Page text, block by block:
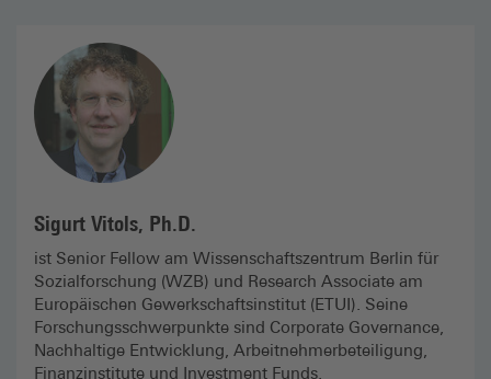
Sigurt Vitols, Ph.D.
ist Senior Fellow am Wissenschafts­zentrum Berlin für
Sozialforschung (WZB) und Research Associate am
Europäischen Gewerkschaftsinstitut (ETUI). Seine
Forschungsschwerpunkte sind Corporate Governance,
Nachhaltige Entwicklung, Arbeitnehmerbeteiligung,
Finanzinstitute und Investment Funds.